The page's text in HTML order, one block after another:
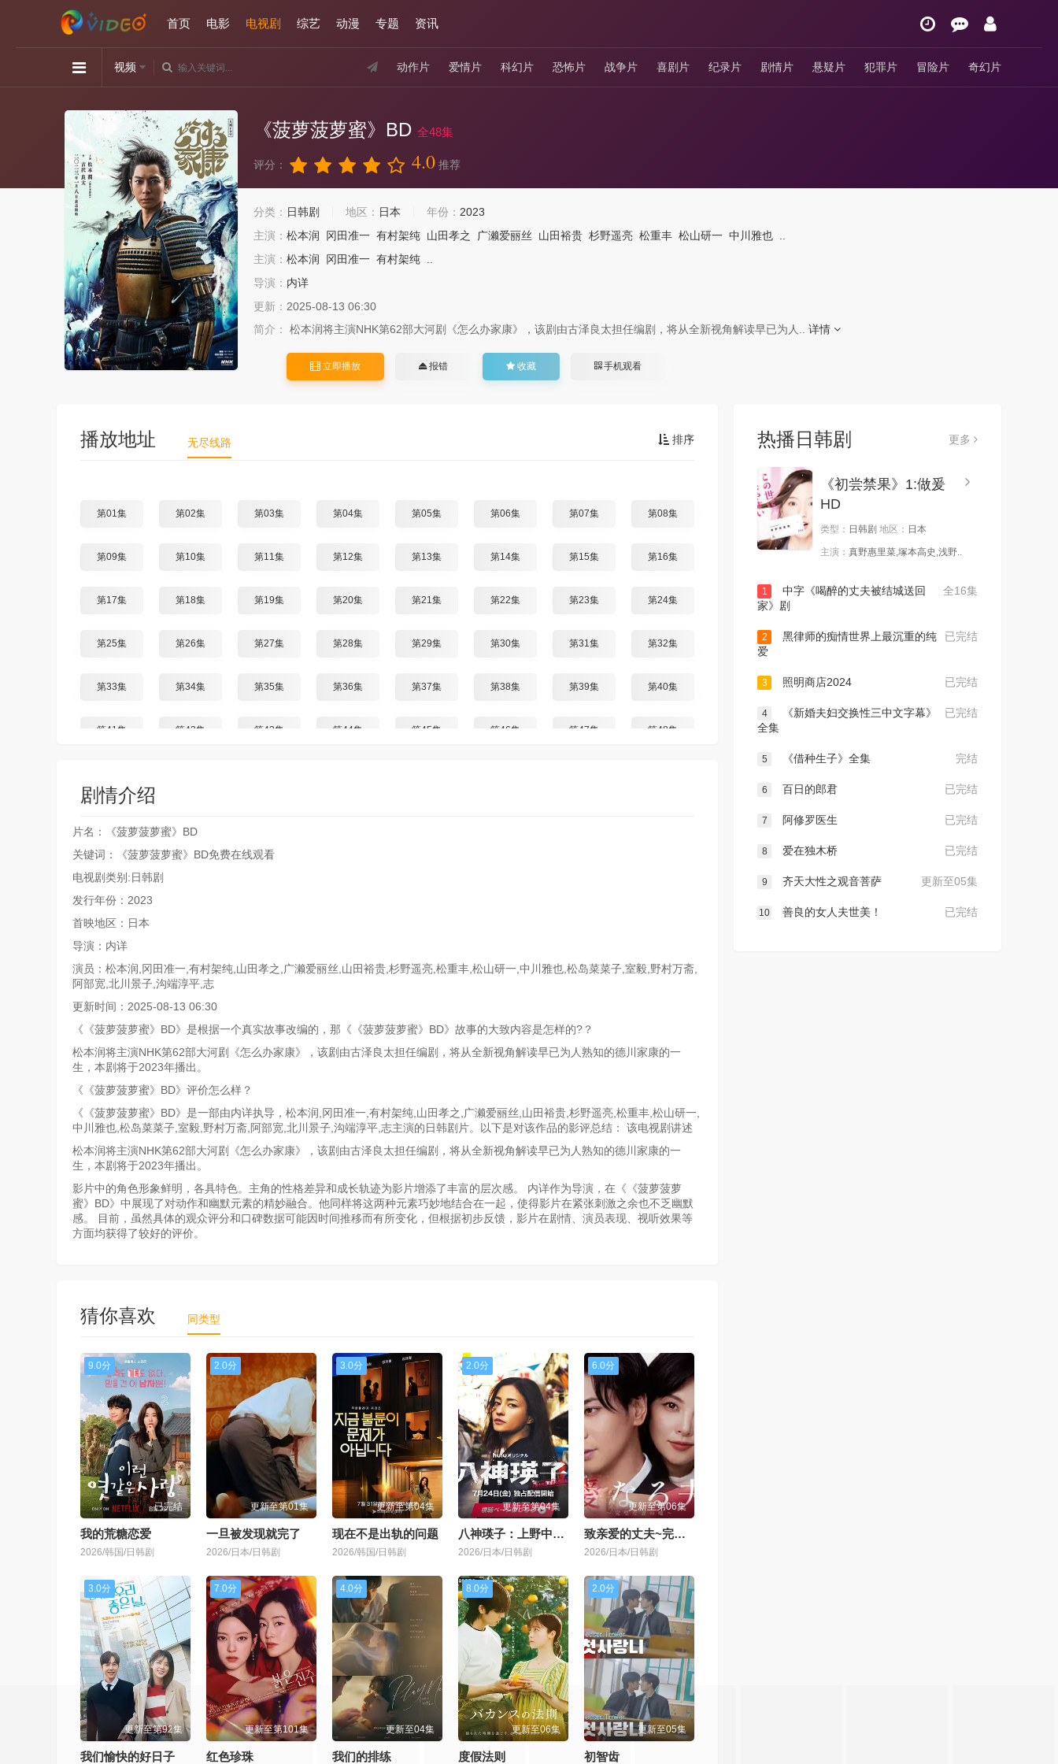
首页 电影 电视剧 综艺 动漫 专题 资讯
动作片 爱情片 科幻片 恐怖片 战争片 喜剧片 纪录片 剧情片 悬疑片 犯罪片 冒险片 奇幻片
视频
《菠萝菠萝蜜》BD 全48集
评分： 4.0 推荐
分类： 日韩剧 地区： 日本 年份： 2023
主演： 松本润 冈田准一 有村架纯 山田孝之 广濑爱丽丝 山田裕贵 杉野遥亮 松重丰 松山研一 中川雅也
主演： 松本润 冈田准一 有村架纯
导演： 内详
更新： 2025-08-13 06:30
简介：
松本润将主演NHK第62部大河剧《怎么办家康》，该剧由古泽良太担任编剧，将从全新视角解读早已为人.. 详情
立即播放 报错 收藏 手机观看
排序
播放地址 无尽线路
第01集 第02集 第03集 第04集 第05集 第06集 第07集 第08集
第09集 第10集 第11集 第12集 第13集 第14集 第15集 第16集
第17集 第18集 第19集 第20集 第21集 第22集 第23集 第24集
第25集 第26集 第27集 第28集 第29集 第30集 第31集 第32集
第33集 第34集 第35集 第36集 第37集 第38集 第39集 第40集
第41集 第42集 第43集 第44集 第45集 第46集 第47集 第48集
剧情介绍
片名：《菠萝菠萝蜜》BD
关键词：《菠萝菠萝蜜》BD免费在线观看
电视剧类别:日韩剧
发行年份：2023
首映地区：日本
导演：内详
演员：松本润,冈田准一,有村架纯,山田孝之,广濑爱丽丝,山田裕贵,杉野遥亮,松重丰,松山研一,中川雅也,松岛菜菜子,室毅,野村万斋,
阿部宽,北川景子,沟端淳平,志
更新时间：2025-08-13 06:30
《《菠萝菠萝蜜》BD》是根据一个真实故事改编的，那《《菠萝菠萝蜜》BD》故事的大致内容是怎样的?？
松本润将主演NHK第62部大河剧《怎么办家康》，该剧由古泽良太担任编剧，将从全新视角解读早已为人熟知的德川家康的一
生，本剧将于2023年播出。
《《菠萝菠萝蜜》BD》评价怎么样？
《《菠萝菠萝蜜》BD》是一部由内详执导，松本润,冈田准一,有村架纯,山田孝之,广濑爱丽丝,山田裕贵,杉野遥亮,松重丰,松山研一,
中川雅也,松岛菜菜子,室毅,野村万斋,阿部宽,北川景子,沟端淳平,志主演的日韩剧片。以下是对该作品的影评总结： 该电视剧讲述
松本润将主演NHK第62部大河剧《怎么办家康》，该剧由古泽良太担任编剧，将从全新视角解读早已为人熟知的德川家康的一
生，本剧将于2023年播出。
影片中的角色形象鲜明，各具特色。主角的性格差异和成长轨迹为影片增添了丰富的层次感。 内详作为导演，在《《菠萝菠萝
蜜》BD》中展现了对动作和幽默元素的精妙融合。他同样将这两种元素巧妙地结合在一起，使得影片在紧张刺激之余也不乏幽默
感。 目前，虽然具体的观众评分和口碑数据可能因时间推移而有所变化，但根据初步反馈，影片在剧情、演员表现、视听效果等
方面均获得了较好的评价。
猜你喜欢 同类型
9.0分
已完结
我的荒糖恋爱
2026/韩国/日韩剧
2.0分
更新至第01集
一旦被发现就完了
2026/日本/日韩剧
3.0分
更新至第04集
现在不是出轨的问题
2026/韩国/日韩剧
2.0分
更新至第04集
八神瑛子：上野中央署组织犯罪对策课
2026/日本/日韩剧
6.0分
更新至第06集
致亲爱的丈夫~完美妻子的谎言~
2026/日本/日韩剧
3.0分
更新至第92集
我们愉快的好日子
7.0分
更新至第101集
红色珍珠
4.0分
更新至04集
我们的排练
8.0分
更新至06集
度假法则
2.0分
更新至05集
初智齿
热播日韩剧 更多
《初尝禁果》1:做爰
HD
类型： 日韩剧 地区： 日本
主演： 真野惠里菜,塚本高史,浅野..
全16集
1
中字《喝醉的丈夫被结城送回
家》剧
已完结
2
黑律师的痴情世界上最沉重的纯
爱
已完结
3 照明商店2024
已完结
4
《新婚夫妇交换性三中文字幕》
全集
完结
5 《借种生子》全集
已完结
6 百日的郎君
已完结
7 阿修罗医生
已完结
8 爱在独木桥
更新至05集
9 齐天大性之观音菩萨
已完结
10 善良的女人夫世美！